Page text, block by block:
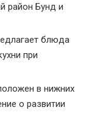
район Бунд и
блюда
при
в нижних
о развитии